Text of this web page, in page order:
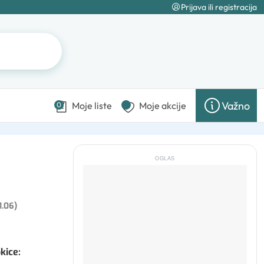
Prijava ili registracija
0 Moje liste Moje akcije Važno
:
OGLAS